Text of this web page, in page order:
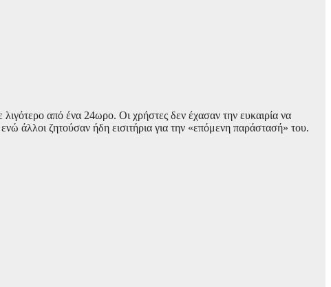
από ένα 24ωρο. Οι χρήστες δεν έχασαν την ευκαιρία να
άλλοι ζητούσαν ήδη εισιτήρια για την «επόμενη παράστασή» του.